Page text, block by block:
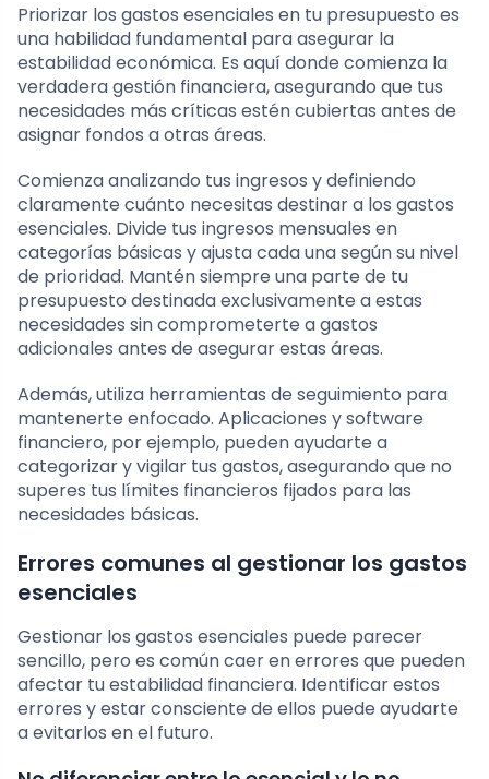
Priorizar los gastos esenciales en tu presupuesto es
una habilidad fundamental para asegurar la
estabilidad económica. Es aquí donde comienza la
verdadera gestión financiera, asegurando que tus
necesidades más críticas estén cubiertas antes de
asignar fondos a otras áreas.
Comienza analizando tus ingresos y definiendo
claramente cuánto necesitas destinar a los gastos
esenciales. Divide tus ingresos mensuales en
categorías básicas y ajusta cada una según su nivel
de prioridad. Mantén siempre una parte de tu
presupuesto destinada exclusivamente a estas
necesidades sin comprometerte a gastos
adicionales antes de asegurar estas áreas.
Además, utiliza herramientas de seguimiento para
mantenerte enfocado. Aplicaciones y software
financiero, por ejemplo, pueden ayudarte a
categorizar y vigilar tus gastos, asegurando que no
superes tus límites financieros fijados para las
necesidades básicas.
Errores comunes al gestionar los gastos
esenciales
Gestionar los gastos esenciales puede parecer
sencillo, pero es común caer en errores que pueden
afectar tu estabilidad financiera. Identificar estos
errores y estar consciente de ellos puede ayudarte
a evitarlos en el futuro.